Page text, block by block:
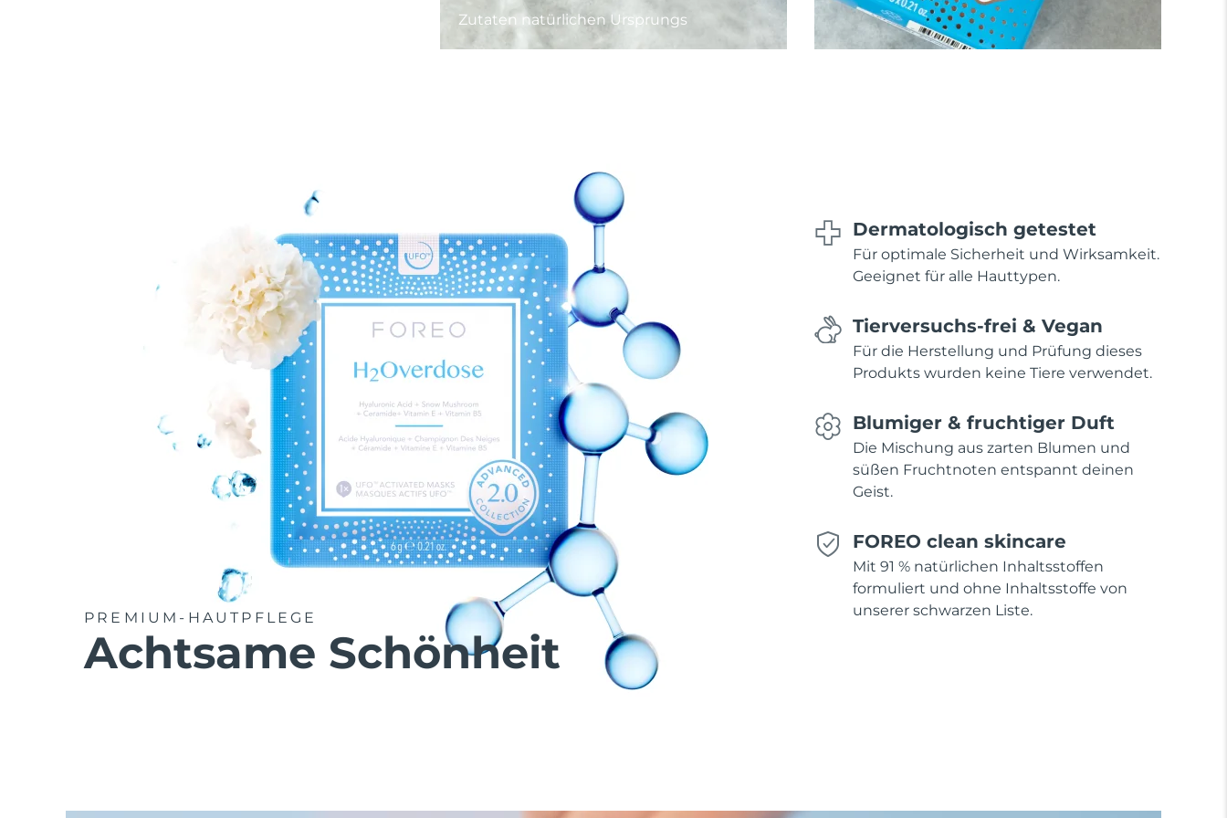
Zutaten natürlichen Ursprungs
PREMIUM-HAUTPFLEGE
Achtsame Schönheit
Dermatologisch getestet
Für optimale Sicherheit und Wirksamkeit.
Geeignet für alle Hauttypen.
Tierversuchs-frei & Vegan
Für die Herstellung und Prüfung dieses
Produkts wurden keine Tiere verwendet.
Blumiger & fruchtiger Duft
Die Mischung aus zarten Blumen und
süßen Fruchtnoten entspannt deinen
Geist.
FOREO clean skincare
Mit 91 % natürlichen Inhaltsstoffen
formuliert und ohne Inhaltsstoffe von
unserer schwarzen Liste.